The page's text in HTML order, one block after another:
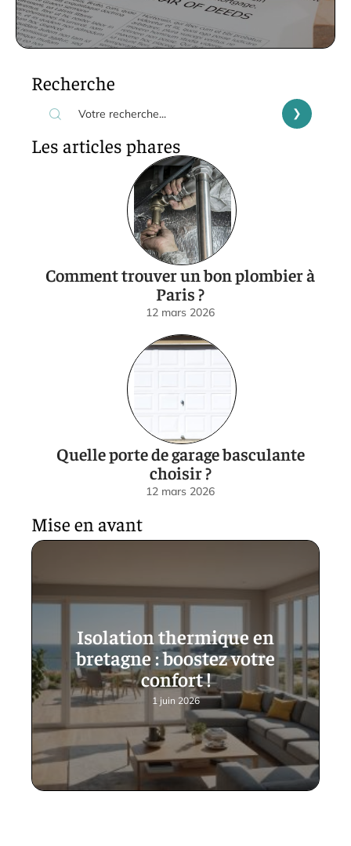
Recherche
Les articles phares
Comment trouver un bon plombier à
Paris ?
12 mars 2026
Quelle porte de garage basculante
choisir ?
12 mars 2026
Mise en avant
Isolation thermique en
bretagne : boostez votre
confort !
1 juin 2026